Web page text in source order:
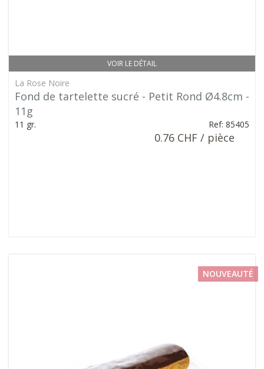
VOIR LE DÉTAIL
La Rose Noire
Fond de tartelette sucré - Petit Rond Ø4.8cm -
11g
11 gr. Ref: 85405
0.76 CHF / pièce
NOUVEAUTÉ